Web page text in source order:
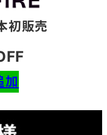
初販売
加